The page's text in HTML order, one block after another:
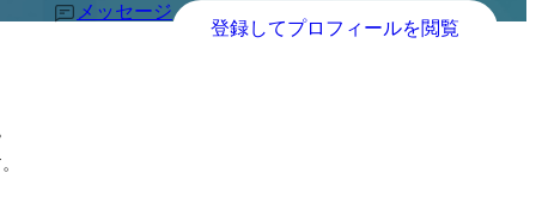
メッセージ
登録してプロフィールを閲覧